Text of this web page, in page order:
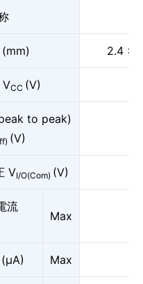
2.4 ×
VCC (V)
to peak)
(V)
VI/O(Com) (V)
流
Max
(μA) Max